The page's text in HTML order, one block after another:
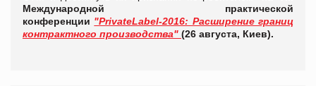
Международной практической
конференции "PrivateLabel-2016: Расширение границ
контрактного производства" (26 августа, Киев).